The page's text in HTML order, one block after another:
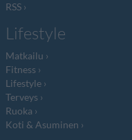
RSS
Lifestyle
Matkailu
Fitness
Lifestyle
Terveys
Ruoka
Koti & Asuminen